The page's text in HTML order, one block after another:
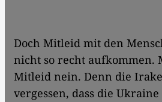
Doch Mitleid mit den
nicht so recht aufkommen.
Mitleid nein. Denn die
vergessen, dass die